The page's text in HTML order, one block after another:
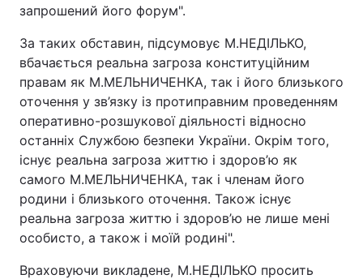
запрошений його форум".
За таких обставин, підсумовує М.НЕДІЛЬКО,
вбачається реальна загроза конституційним
правам як М.МЕЛЬНИЧЕНКА, так і його близького
оточення у зв’язку із протиправним проведенням
оперативно-розшукової діяльності відносно
останніх Службою безпеки України. Окрім того,
існує реальна загроза життю і здоров’ю як
самого М.МЕЛЬНИЧЕНКА, так і членам його
родини і близького оточення. Також існує
реальна загроза життю і здоров’ю не лише мені
особисто, а також і моїй родині".
Враховуючи викладене, М.НЕДІЛЬКО просить